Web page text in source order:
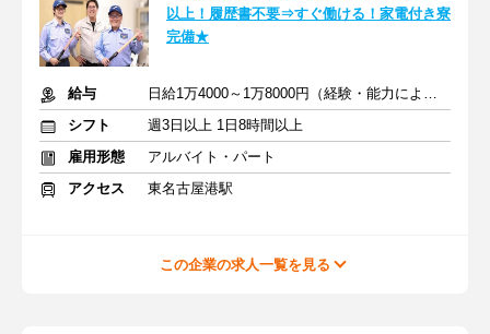
以上！履歴書不要⇒すぐ働ける！家電付き寮
完備★
給与
日給1万4000～1万8000円（経験・能力による）
シフト
週3日以上 1日8時間以上
雇用形態
アルバイト・パート
アクセス
東名古屋港駅
この企業の求人一覧を見る